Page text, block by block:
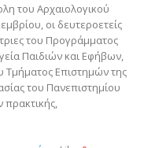
του Αρχαιολογικού
οι δευτεροετείς
του Προγράμματος
Παιδιών και Εφήβων,
Τμήματος Επιστημών της
του Πανεπιστημίου
πρακτικής,